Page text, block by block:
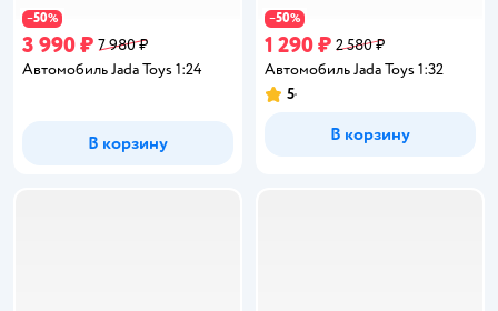
−50%
3 990 ₽ 7 980 ₽
Автомобиль Jada Toys 1:24
В корзину
−50%
1 290 ₽ 2 580 ₽
Автомобиль Jada Toys 1:32
Рейтинг:
5
В корзину